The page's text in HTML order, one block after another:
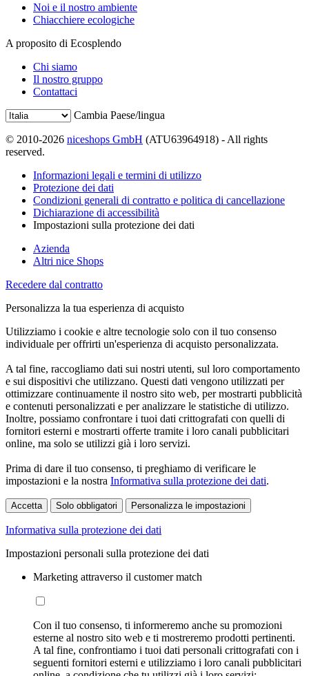
Noi e il nostro ambiente
Chiacchiere ecologiche
A proposito di Ecosplendo
Chi siamo
Il nostro gruppo
Contattaci
Cambia Paese/lingua
© 2010-2026 niceshops GmbH (ATU63964918) - All rights
reserved.
Informazioni legali e termini di utilizzo
Protezione dei dati
Condizioni generali di contratto e politica di cancellazione
Dichiarazione di accessibilità
Impostazioni sulla protezione dei dati
Azienda
Altri nice Shops
Recedere dal contratto
Personalizza la tua esperienza di acquisto
Utilizziamo i cookie e altre tecnologie solo con il tuo consenso
individuale per offrirti un'esperienza di acquisto personalizzata.
A tal fine, raccogliamo dati sui nostri utenti, sul loro comportamento
e sui dispositivi che utilizzano. Questi dati vengono utilizzati per
ottimizzare continuamente il nostro sito web, per mostrarti pubblicità
e contenuti personalizzati e per analizzare le statistiche di utilizzo.
Inoltre, possiamo confrontare i tuoi dati crittografati con quelli di
fornitori esterni e mostrarti offerte tramite i loro canali pubblicitari
online, ma solo se utilizzi già i loro servizi.
Prima di dare il tuo consenso, ti preghiamo di verificare le
impostazioni e la nostra Informativa sulla protezione dei dati.
Accetta Solo obbligatori Personalizza le impostazioni
Informativa sulla protezione dei dati
Impostazioni personali sulla protezione dei dati
Marketing attraverso il customer match
Con il tuo consenso, ti informeremo anche su promozioni
esterne al nostro sito web e ti mostreremo prodotti pertinenti.
A tal fine, confrontiamo i tuoi dati personali crittografati con i
seguenti fornitori esterni e utilizziamo i loro canali pubblicitari